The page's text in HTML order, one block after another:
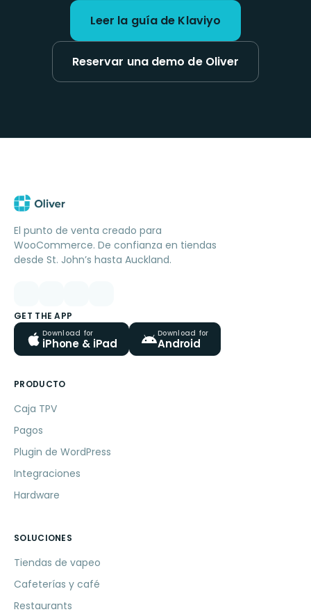
Leer la guía de Klaviyo
Reservar una demo de Oliver
El punto de venta creado para
WooCommerce. De confianza en tiendas
desde St. John’s hasta Auckland.
GET THE APP
Download for
iPhone & iPad
Download for
Android
PRODUCTO
Caja TPV
Pagos
Plugin de WordPress
Integraciones
Hardware
SOLUCIONES
Tiendas de vapeo
Cafeterías y café
Restaurants